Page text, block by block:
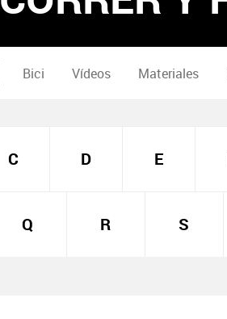
Bici Vídeos Materiales
C D E
Q R S